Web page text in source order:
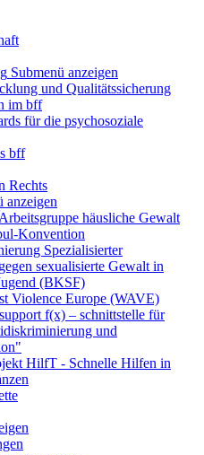
Submenü anzeigen
und Qualitätssicherung
im bff
für die psychosoziale
bff
Rechts
anzeigen
häusliche Gewalt
Konvention
Spezialisierter
sexualisierte Gewalt in
(BKSF)
Violence Europe (WAVE)
f(x) – schnittstelle für
und
HilfT - Schnelle Hilfen in